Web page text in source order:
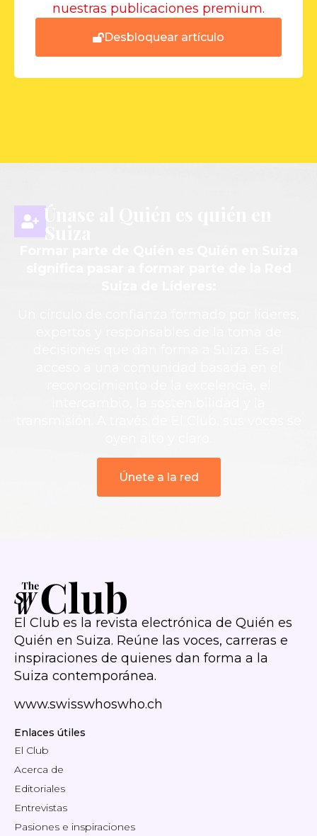
nuestras publicaciones premium.
Desbloquear artículo
Únase al Quién es quién en
Suiza
Únete a la red
El Club es la revista electrónica de Quién es
Quién en Suiza. Reúne las voces, carreras e
inspiraciones de quienes dan forma a la
Suiza contemporánea.
www.swisswhoswho.ch
Enlaces útiles
El Club
Acerca de
Editoriales
Entrevistas
Pasiones e inspiraciones